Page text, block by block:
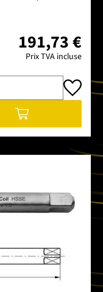
191,73 €
Prix TVA incluse
souhaitée ou